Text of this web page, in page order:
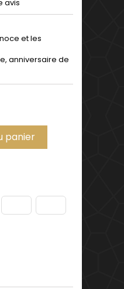
avis
et les
anniversaire de
panier